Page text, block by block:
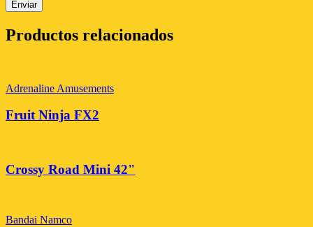
Productos relacionados
Adrenaline Amusements
Fruit Ninja FX2
Crossy Road Mini 42"
Bandai Namco